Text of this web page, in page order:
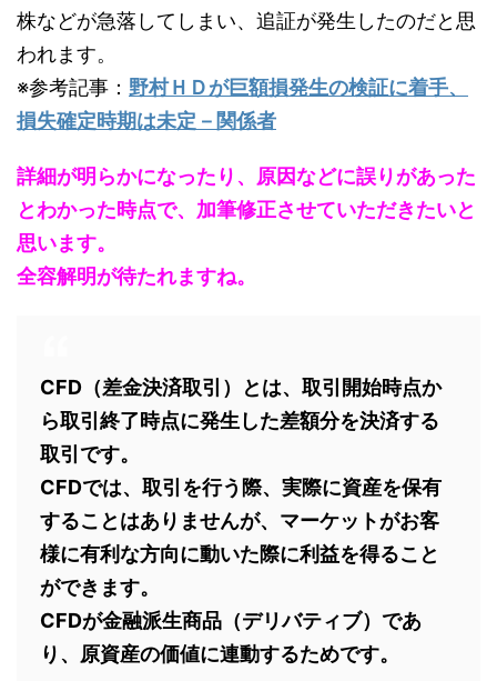
株などが急落してしまい、追証が発生したのだと思
われます。
※参考記事： 野村ＨＤが巨額損発生の検証に着手、
損失確定時期は未定－関係者
詳細が明らかになったり、原因などに誤りがあった
とわかった時点で、加筆修正させていただきたいと
思います。
全容解明が待たれますね。
CFD（差金決済取引）とは、取引開始時点か
ら取引終了時点に発生した差額分を決済する
取引です。
CFDでは、取引を行う際、実際に資産を保有
することはありませんが、マーケットがお客
様に有利な方向に動いた際に利益を得ること
ができます。
CFDが金融派生商品（デリバティブ）であ
り、原資産の価値に連動するためです。